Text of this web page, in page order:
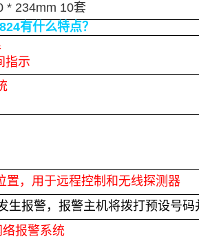
* 234mm 10套
有什么特点？
指示
置，用于远程控制和无线探测器
生报警，报警主机将拨打预设号码
报警系统